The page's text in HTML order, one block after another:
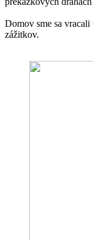
Domov sme sa
zážitkov.